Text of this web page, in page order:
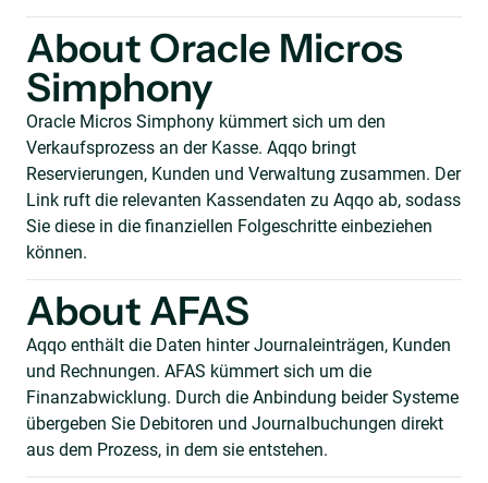
About Oracle Micros
Simphony
Oracle Micros Simphony kümmert sich um den
Verkaufsprozess an der Kasse. Aqqo bringt
Reservierungen, Kunden und Verwaltung zusammen. Der
Link ruft die relevanten Kassendaten zu Aqqo ab, sodass
Sie diese in die finanziellen Folgeschritte einbeziehen
können.
About AFAS
Aqqo enthält die Daten hinter Journaleinträgen, Kunden
und Rechnungen. AFAS kümmert sich um die
Finanzabwicklung. Durch die Anbindung beider Systeme
übergeben Sie Debitoren und Journalbuchungen direkt
aus dem Prozess, in dem sie entstehen.